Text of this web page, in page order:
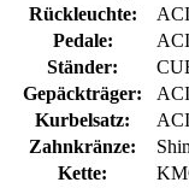
Rückleuchte:
Pedale:
Ständer:
Gepäckträger:
Kurbelsatz:
Zahnkränze:
Kette: